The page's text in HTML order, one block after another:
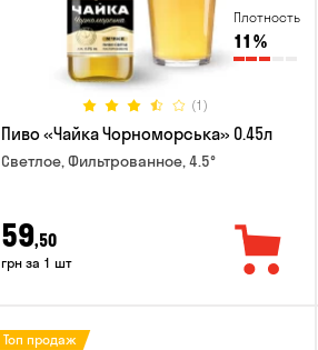
Плотность
11 %
(1)
Пиво «Чайка Чорноморська» 0.45л
Светлое, Фильтрованное, 4.5°
59,50
грн за 1 шт
Топ продаж